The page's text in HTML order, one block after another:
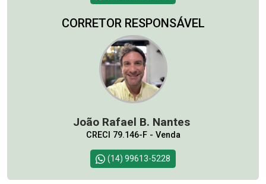
CORRETOR RESPONSÁVEL
João Rafael B. Nantes
CRECI 79.146-F - Venda
(14) 99613-5228